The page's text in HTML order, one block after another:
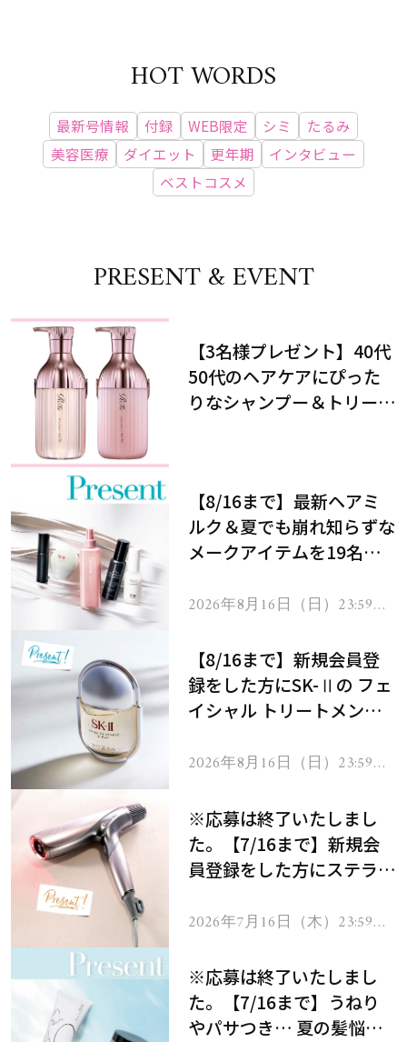
HOT WORDS
最新号情報 付録 WEB限定 シミ
たるみ
美容医療
ダイエット 更年期
インタビュー
ベストコスメ
PRESENT & EVENT
【3名様プレゼント】40代
50代のヘアケアにぴった
りなシャンプー＆トリート
【8/16まで】最新ヘアミ
ルク＆夏でも崩れ知らずな
メークアイテムを19名様
2026年8月16日（日）23:59ま
【8/16まで】新規会員登
録をした方にSK-Ⅱの フェ
イシャル トリートメント
2026年8月16日（日）23:59ま
※応募は終了いたしまし
た。【7/16まで】新規会
員登録をした方にステラボ
ヘアドライヤー ジュエル
2026年7月16日（木）23:59ま
※応募は終了いたしまし
た。【7/16まで】うねり
やパサつき… 夏の髪悩み